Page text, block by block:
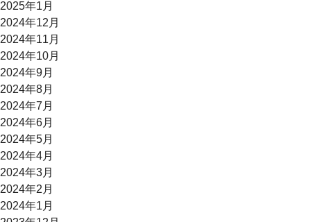
2025年1月
2024年12月
2024年11月
2024年10月
2024年9月
2024年8月
2024年7月
2024年6月
2024年5月
2024年4月
2024年3月
2024年2月
2024年1月